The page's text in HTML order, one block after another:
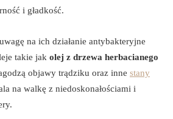
i gładkość.
na ich działanie antybakteryjne
takie jak olej z drzewa herbacianego
objawy trądziku oraz inne stany
na walkę z niedoskonałościami i